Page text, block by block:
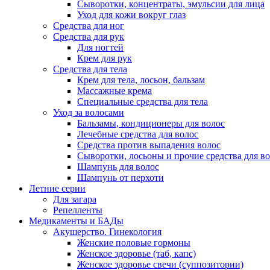
Сыворотки, концентраты, эмульсии для лица
Уход для кожи вокруг глаз
Средства для ног
Средства для рук
Для ногтей
Крем для рук
Средства для тела
Крем для тела, лосьон, бальзам
Массажные крема
Специальные средства для тела
Уход за волосами
Бальзамы, кондиционеры для волос
Лечебные средства для волос
Средства против выпадения волос
Сыворотки, лосьоны и прочие средства для
Шампунь для волос
Шампунь от перхоти
Летние серии
Для загара
Репелленты
Медикаменты и БАДы
Акушерство. Гинекология
Женские половые гормоны
Женское здоровье (таб, капс)
Женское здоровье свечи (суппозитории)